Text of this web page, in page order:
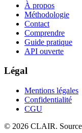
À propos
Méthodologie
Contact
Comprendre
Guide pratique
API ouverte
Légal
Mentions légales
Confidentialité
CGU
© 2026 CLAIR.